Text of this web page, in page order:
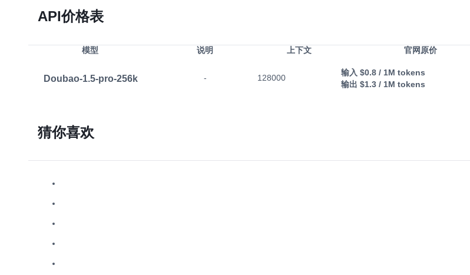
API价格表
模型 说明 上下文 官网原价
Doubao-1.5-pro-256k - 128000
输入 $0.8 / 1M tokens
输出 $1.3 / 1M tokens
猜你喜欢